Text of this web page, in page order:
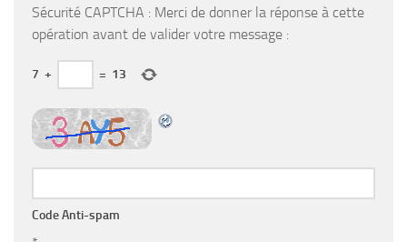
Sécurité CAPTCHA : Merci de donner la réponse à cette
opération avant de valider votre message :
7 + = 13
Code Anti-spam